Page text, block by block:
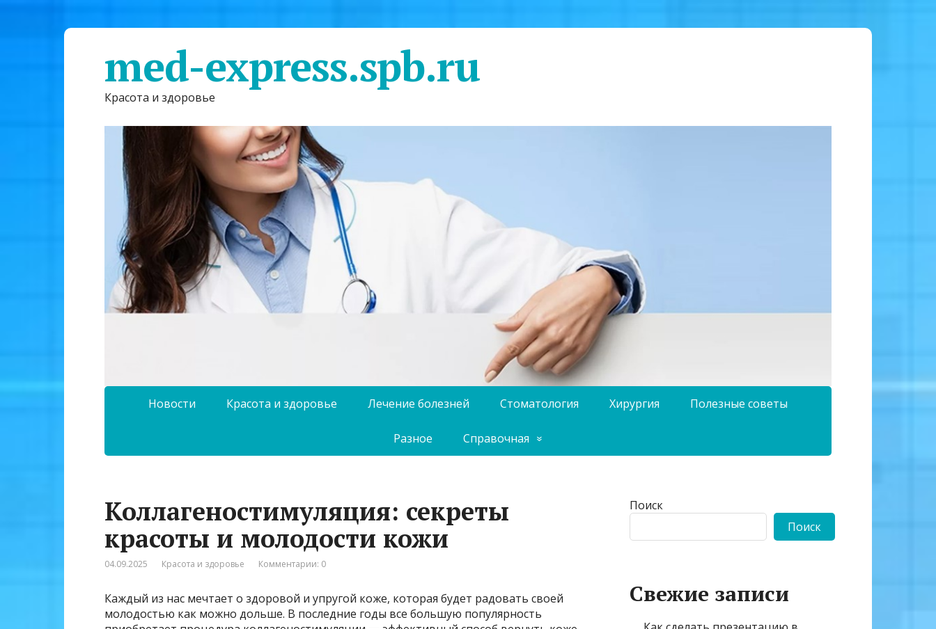
med-express.spb.ru
Красота и здоровье
Новости Красота и здоровье Лечение болезней Стоматология Хирургия Полезные советы
Разное Справочная
Коллагеностимуляция: секреты
красоты и молодости кожи
04.09.2025 Красота и здоровье Комментарии: 0
Каждый из нас мечтает о здоровой и упругой коже, которая будет радовать своей
молодостью как можно дольше. В последние годы все большую популярность
Поиск
Поиск
Свежие записи